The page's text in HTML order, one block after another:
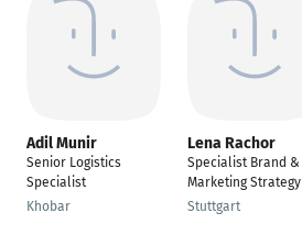
Adil Munir
Senior Logistics
Specialist
Khobar
Lena Rachor
Specialist Brand &
Marketing Strategy
Stuttgart